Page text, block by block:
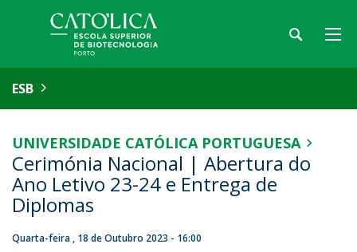
ESB
UNIVERSIDADE CATÓLICA PORTUGUESA
Cerimónia Nacional | Abertura do
Ano Letivo 23-24 e Entrega de
Diplomas
Quarta-feira , 18 de Outubro 2023 - 16:00